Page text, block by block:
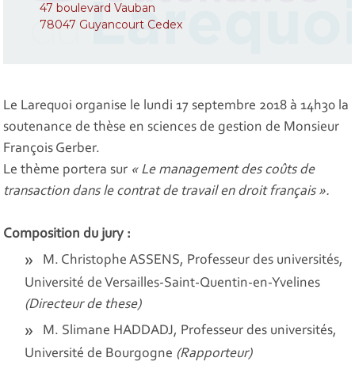
47 boulevard Vauban
78047 Guyancourt Cedex
Le Larequoi organise le lundi 17 septembre 2018 à 14h30 la
soutenance de thèse en sciences de gestion de Monsieur
François Gerber.
Le thème portera sur « Le management des coûts de
transaction dans le contrat de travail en droit français ».
Composition du jury :
M. Christophe ASSENS, Professeur des universités,
Université de Versailles-Saint-Quentin-en-Yvelines
(Directeur de these)
M. Slimane HADDADJ, Professeur des universités,
Université de Bourgogne (Rapporteur)